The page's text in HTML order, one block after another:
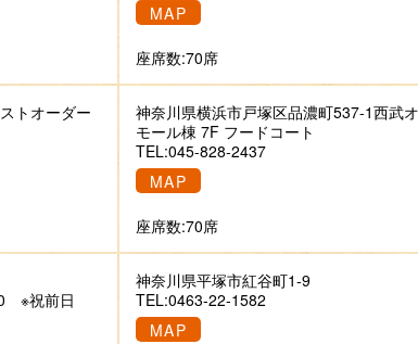
MAP
座席数:70席
トオーダー
神奈川県横浜市戸塚区品濃町537-1西武
モール棟 7F フードコート
TEL:045-828-2437
MAP
座席数:70席
※祝前日
神奈川県平塚市紅谷町1-9
TEL:0463-22-1582
MAP